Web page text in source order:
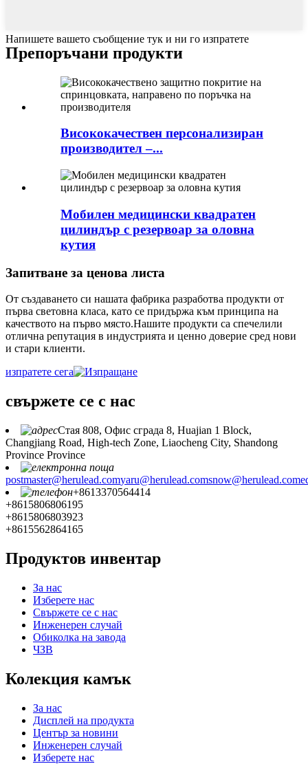
Напишете вашето съобщение тук и ни го изпратете
Препоръчани продукти
Висококачествен персонализиран
производител –...
Мобилен медицински квадратен
цилиндър с резервоар за оловна
кутия
Запитване за ценова листа
От създаването си нашата фабрика разработва продукти от
първа световна класа, като се придържа към принципа на
качеството на първо място.Нашите продукти са спечелили
отлична репутация в индустрията и ценно доверие сред нови
и стари клиенти.
изпратете сега
свържете се с нас
Стая 808, Офис сграда 8, Huajian 1 Block,
Changjiang Road, High-tech Zone, Liaocheng City, Shandong
Province Province
postmaster@herulead.comyaru@herulead.comsnow@herulead.com
+8613370564414
+8615806806195
+8615806803923
+8615562864165
Продуктов инвентар
За нас
Изберете нас
Свържете се с нас
Инженерен случай
Обиколка на завода
ЧЗВ
Колекция камък
За нас
Дисплей на продукта
Център за новини
Инженерен случай
Изберете нас